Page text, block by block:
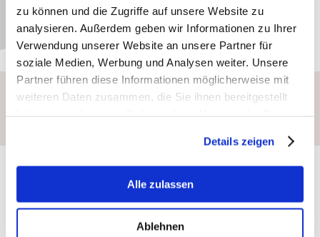
zu können und die Zugriffe auf unsere Website zu
analysieren. Außerdem geben wir Informationen zu Ihrer
Verwendung unserer Website an unsere Partner für
soziale Medien, Werbung und Analysen weiter. Unsere
Partner führen diese Informationen möglicherweise mit
weiteren Daten zusammen, die Sie ihnen bereitgestellt
Details zeigen
Alle zulassen
Ablehnen
Niels-Holger Albrecht 67098 Bad Dürkheim
Bärenbrunnerhof Hofladen
Gastronomie z.B.
Hofgut Ruppertsberg, Ruppertsberg